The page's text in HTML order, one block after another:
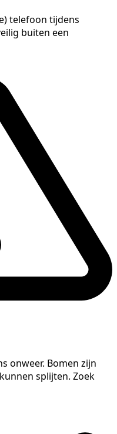
telefoon tijdens
buiten een
onweer. Bomen zijn
splijten. Zoek